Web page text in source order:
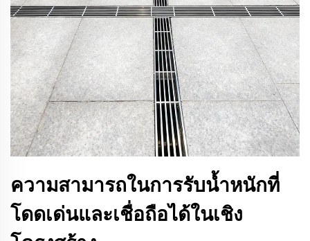
ความสามารถในการรับน้ำหนักที่
โดดเด่นและเชื่อถือได้ในเชิง